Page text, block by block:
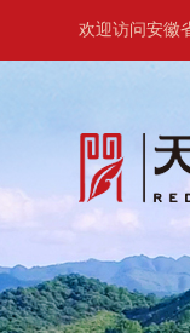
欢迎访问安徽